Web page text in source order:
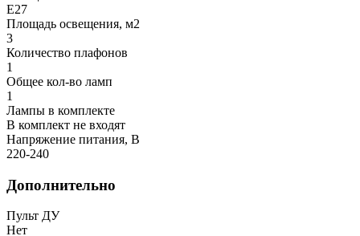
E27
Площадь освещения, м2
3
Количество плафонов
1
Общее кол-во ламп
1
Лампы в комплекте
В комплект не входят
Напряжение питания, В
220-240
Дополнительно
Пульт ДУ
Нет